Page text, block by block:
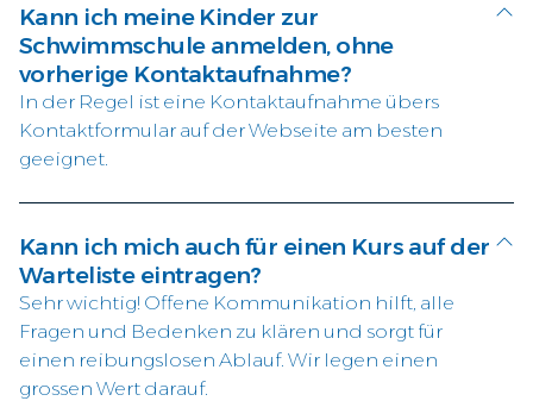
Kann ich meine Kinder zur
Schwimmschule anmelden, ohne
vorherige Kontaktaufnahme?
In der Regel ist eine Kontaktaufnahme übers
Kontaktformular auf der Webseite am besten
geeignet.
Kann ich mich auch für einen Kurs auf der
Warteliste eintragen?
Sehr wichtig! Offene Kommunikation hilft, alle
Fragen und Bedenken zu klären und sorgt für
einen reibungslosen Ablauf. Wir legen einen
grossen Wert darauf.